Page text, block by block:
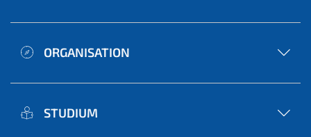
ORGANISATION
STUDIUM